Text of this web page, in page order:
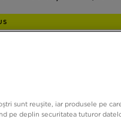
JORDAN
sunt reușite, iar produsele pe
pe deplin securitatea tuturor